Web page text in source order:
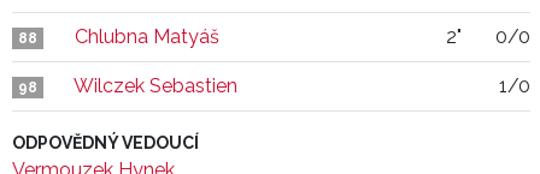
88 Chlubna Matyáš 2" 0/0
98 Wilczek Sebastien 1/0
ODPOVĚDNÝ VEDOUCÍ